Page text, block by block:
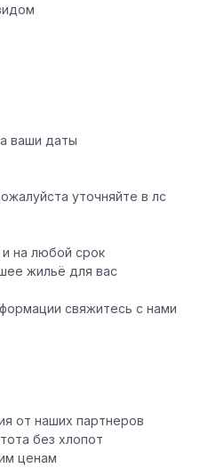
ваши даты
уточняйте в лс
на любой срок
жильё для вас
свяжитесь с нами
от наших партнеров
без хлопот
ценам